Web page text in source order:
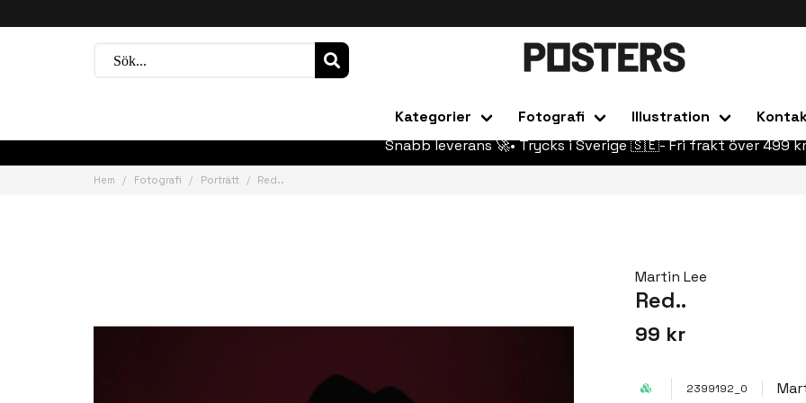
Kategorier Fotografi Illustration
Snabb leverans 🚀• Trycks i Sverige 🇸🇪- Fri frakt över 499
Hem Fotografi Porträtt Red..
Martin Lee
Red..
99 kr
2399192_0